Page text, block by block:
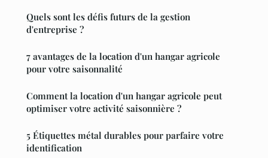
Quels sont les défis futurs de la gestion
d'entreprise ?
7 avantages de la location d'un hangar agricole
pour votre saisonnalité
Comment la location d'un hangar agricole peut
optimiser votre activité saisonnière ?
5 Étiquettes métal durables pour parfaire votre
identification